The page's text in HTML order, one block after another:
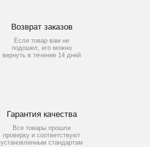
Возврат заказов
Если товар вам не
подошел, его можно
вернуть в течение 14 дней
Гарантия качества
Все товары прошли
проверку и соответствуют
установленным стандартам